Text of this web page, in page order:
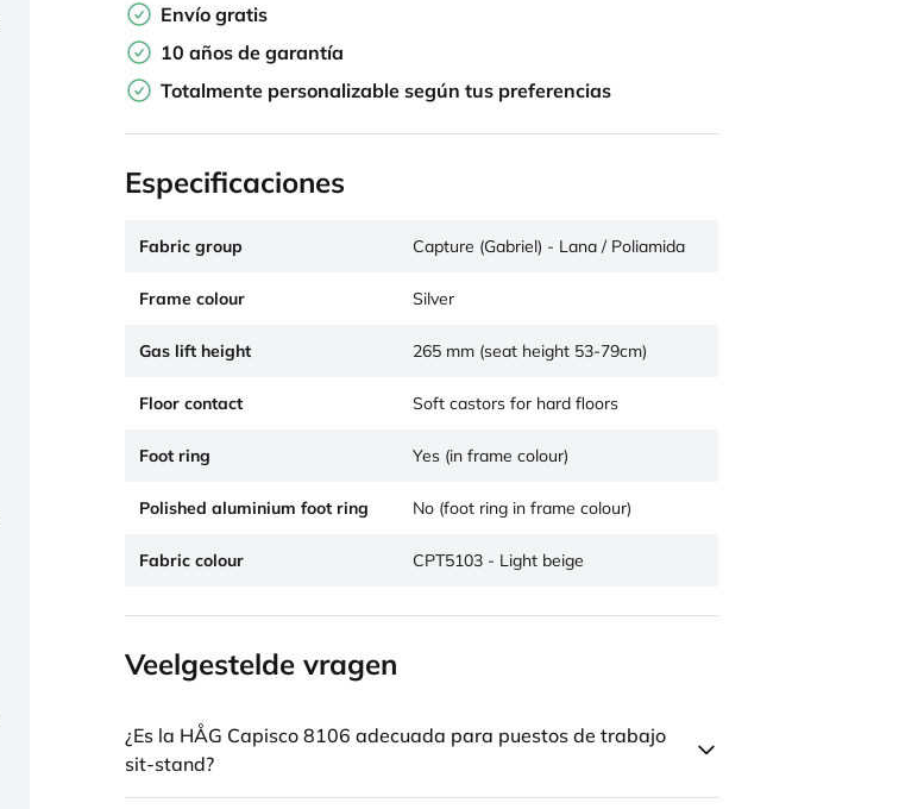
Envío gratis
10 años de garantía
Totalmente personalizable según tus preferencias
Especificaciones
Fabric group Capture (Gabriel) - Lana / Poliamida
Frame colour Silver
Gas lift height 265 mm (seat height 53-79cm)
Floor contact Soft castors for hard floors
Foot ring Yes (in frame colour)
Polished aluminium foot ring No (foot ring in frame colour)
Fabric colour CPT5103 - Light beige
Veelgestelde vragen
¿Es la HÅG Capisco 8106 adecuada para puestos de trabajo
sit-stand?